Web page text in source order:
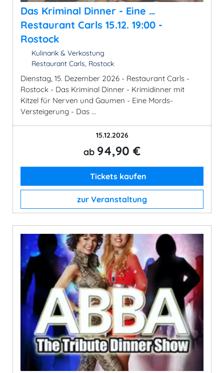
Das Kriminal Dinner - Eine …
Restaurant Carls 15.12. 19:00 -
Rostock
Kulinarik & Verkostung
Restaurant Carls, Rostock
Dienstag, 15. Dezember 2026 - Restaurant Carls -
Rostock - Das Kriminal Dinner - Krimidinner mit
Kitzel für Nerven und Gaumen - Eine Mords-
Versteigerung - Das ...
15.12.2026
ab 94,90 €
Tickets kaufen
zur Veranstaltung